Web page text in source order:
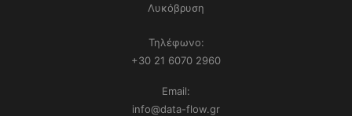
Λυκόβρυση
Τηλέφωνο:
+30 21 6070 2960
Email:
info@data-flow.gr